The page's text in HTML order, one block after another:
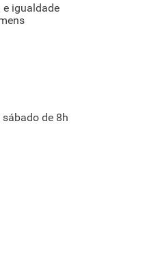
e igualdade
de 8h